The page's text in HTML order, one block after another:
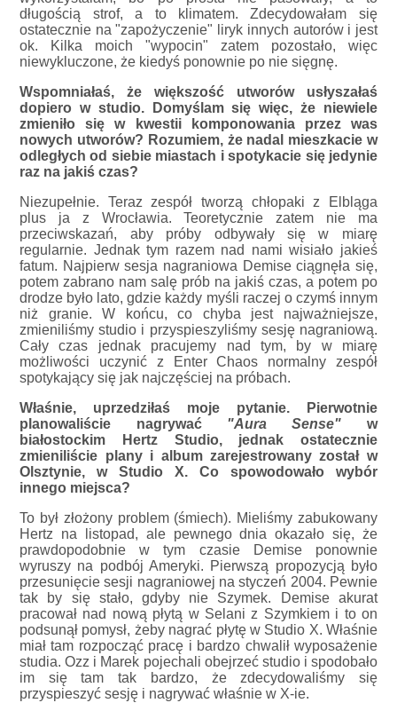
długością strof, a to klimatem. Zdecydowałam się
ostatecznie na "zapożyczenie" liryk innych autorów i jest
ok. Kilka moich "wypocin" zatem pozostało, więc
niewykluczone, że kiedyś ponownie po nie sięgnę.
Wspomniałaś, że większość utworów usłyszałaś
dopiero w studio. Domyślam się więc, że niewiele
zmieniło się w kwestii komponowania przez was
nowych utworów? Rozumiem, że nadal mieszkacie w
odległych od siebie miastach i spotykacie się jedynie
raz na jakiś czas?
Niezupełnie. Teraz zespół tworzą chłopaki z Elbląga
plus ja z Wrocławia. Teoretycznie zatem nie ma
przeciwskazań, aby próby odbywały się w miarę
regularnie. Jednak tym razem nad nami wisiało jakieś
fatum. Najpierw sesja nagraniowa Demise ciągnęła się,
potem zabrano nam salę prób na jakiś czas, a potem po
drodze było lato, gdzie każdy myśli raczej o czymś innym
niż granie. W końcu, co chyba jest najważniejsze,
zmieniliśmy studio i przyspieszyliśmy sesję nagraniową.
Cały czas jednak pracujemy nad tym, by w miarę
możliwości uczynić z Enter Chaos normalny zespół
spotykający się jak najczęściej na próbach.
Właśnie, uprzedziłaś moje pytanie. Pierwotnie
planowaliście nagrywać "Aura Sense" w
białostockim Hertz Studio, jednak ostatecznie
zmieniliście plany i album zarejestrowany został w
Olsztynie, w Studio X. Co spowodowało wybór
innego miejsca?
To był złożony problem (śmiech). Mieliśmy zabukowany
Hertz na listopad, ale pewnego dnia okazało się, że
prawdopodobnie w tym czasie Demise ponownie
wyruszy na podbój Ameryki. Pierwszą propozycją było
przesunięcie sesji nagraniowej na styczeń 2004. Pewnie
tak by się stało, gdyby nie Szymek. Demise akurat
pracował nad nową płytą w Selani z Szymkiem i to on
podsunął pomysł, żeby nagrać płytę w Studio X. Właśnie
miał tam rozpocząć pracę i bardzo chwalił wyposażenie
studia. Ozz i Marek pojechali obejrzeć studio i spodobało
im się tam tak bardzo, że zdecydowaliśmy się
przyspieszyć sesję i nagrywać właśnie w X-ie.